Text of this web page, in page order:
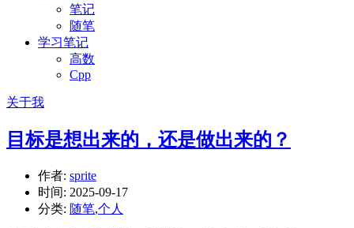
笔记
随笔
学习笔记
高数
Cpp
关于我
目标是想出来的，还是做出来的？
作者: sprite
时间: 2025-09-17
分类: 随笔,个人